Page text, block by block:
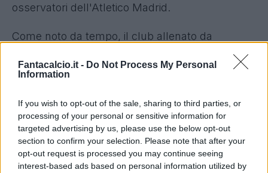
Fantacalcio.it - Do Not Process My Personal
Information
If you wish to opt-out of the sale, sharing to third parties, or
processing of your personal or sensitive information for
targeted advertising by us, please use the below opt-out
section to confirm your selection. Please note that after your
opt-out request is processed you may continue seeing
interest-based ads based on personal information utilized by
osservatori dell'Atletico Madrid.
Come noto da tempo, il club allenato da
Simeone, starebbe seguendo con interesse la
crescita del difensore centraleLucumì, già in
Santiago Castro,negli ultimi mesi diventato un
obiettivo di mercato deiColchoneros.
Attenzione però anche al profilo di Beukema
difensore centrale, oggetto dei desiderata anche